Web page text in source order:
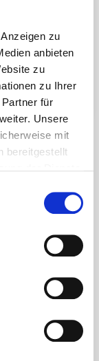
zu
anbieten
zu
zu Ihrer
für
Unsere
mit
bereitgestellt
Beratung –
soll auch nicht